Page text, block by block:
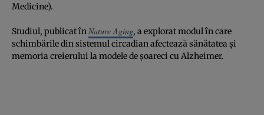
Medicine).
Studiul, publicat în Nature Aging, a explorat modul în care
schimbările din sistemul circadian afectează sănătatea și
memoria creierului la modele de șoareci cu Alzheimer.